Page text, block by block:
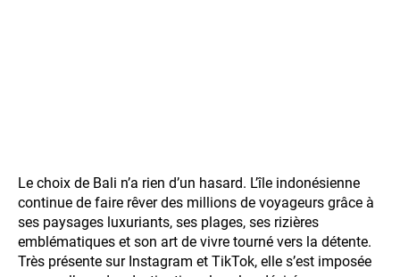
Le choix de Bali n’a rien d’un hasard. L’île indonésienne
continue de faire rêver des millions de voyageurs grâce à
ses paysages luxuriants, ses plages, ses rizières
emblématiques et son art de vivre tourné vers la détente.
Très présente sur Instagram et TikTok, elle s’est imposée